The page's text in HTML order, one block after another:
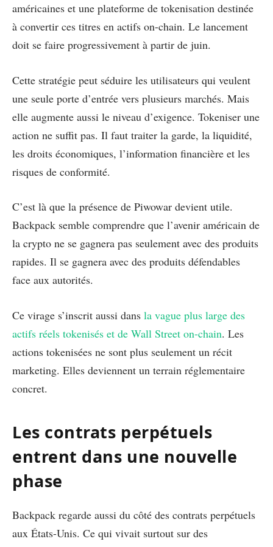
américaines et une plateforme de tokenisation destinée
à convertir ces titres en actifs on-chain. Le lancement
doit se faire progressivement à partir de juin.
Cette stratégie peut séduire les utilisateurs qui veulent
une seule porte d’entrée vers plusieurs marchés. Mais
elle augmente aussi le niveau d’exigence. Tokeniser une
action ne suffit pas. Il faut traiter la garde, la liquidité,
les droits économiques, l’information financière et les
risques de conformité.
C’est là que la présence de Piwowar devient utile.
Backpack semble comprendre que l’avenir américain de
la crypto ne se gagnera pas seulement avec des produits
rapides. Il se gagnera avec des produits défendables
face aux autorités.
Ce virage s’inscrit aussi dans la vague plus large des
actifs réels tokenisés et de Wall Street on-chain. Les
actions tokenisées ne sont plus seulement un récit
marketing. Elles deviennent un terrain réglementaire
concret.
Les contrats perpétuels
entrent dans une nouvelle
phase
Backpack regarde aussi du côté des contrats perpétuels
aux États-Unis. Ce qui vivait surtout sur des